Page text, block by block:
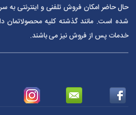
حال حاضر امکان فروش تلفنی و اینترنتی به
خدمات پس از فروش نیز می باشند.